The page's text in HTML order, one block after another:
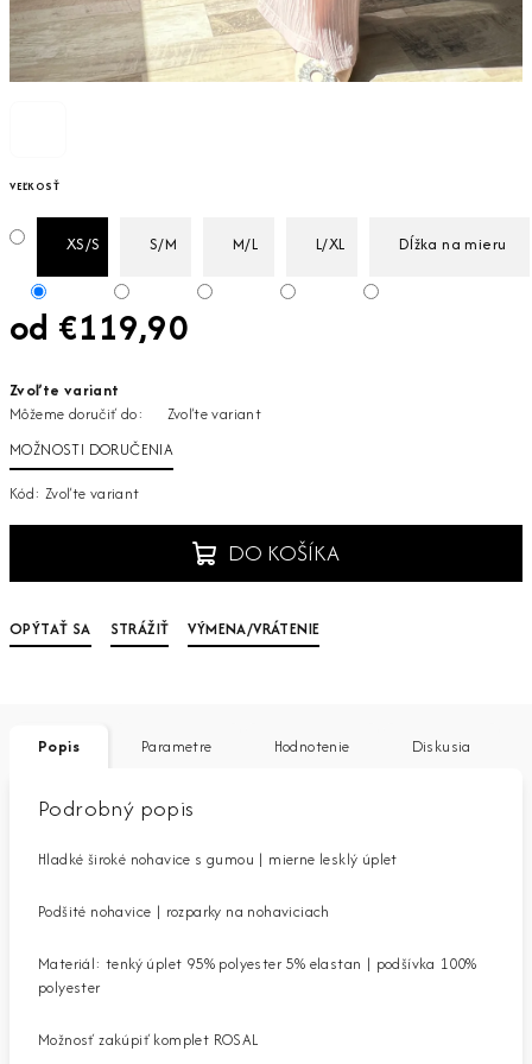
VEĽKOSŤ
XS/S S/M M/L L/XL Dĺžka na mieru
od €119,90
cena:
Zvoľte variant
Môžeme doručiť do:
Zvoľte variant
MOŽNOSTI DORUČENIA
Kód: Zvoľte variant
DO KOŠÍKA
OPÝTAŤ SA STRÁŽIŤ VÝMENA/VRÁTENIE
Popis Parametre Hodnotenie Diskusia
Podrobný popis
Hladké široké nohavice s gumou | mierne lesklý úplet
Podšité nohavice | rozparky na nohaviciach
Materiál: tenký úplet 95% polyester 5% elastan | podšívka 100%
polyester
Možnosť zakúpiť komplet ROSAL